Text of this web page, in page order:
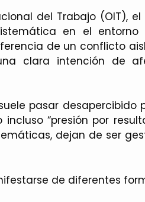
del Trabajo (OIT), el
en el entorno
de un conflicto
clara intención de
pasar desapercibido
“presión por
dejan de ser
de diferentes